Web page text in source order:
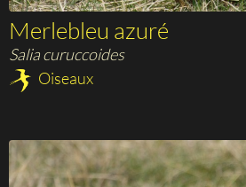
Merlebleu azuré
Salia curuccoides
Oiseaux